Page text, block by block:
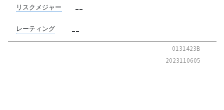
リスクメジャー --
レーティング --
0131423B
2023110605